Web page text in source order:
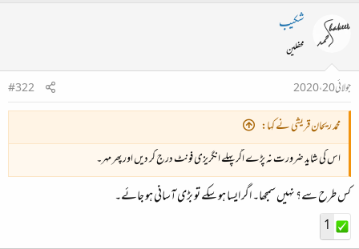
شکیب
محفلین
جولائی 20، 2020
#322
محمد ریحان قریشی نے کہا:
اس کی شاید ضرورت نہ پڑے اگر پہلے انگریزی فونٹ درج کر دیں اور پھر مہر۔
کس طرح سے؟ نہیں سمجھا۔ اگر ایسا ہو سکے تو بڑی آسانی ہو جائے۔
1